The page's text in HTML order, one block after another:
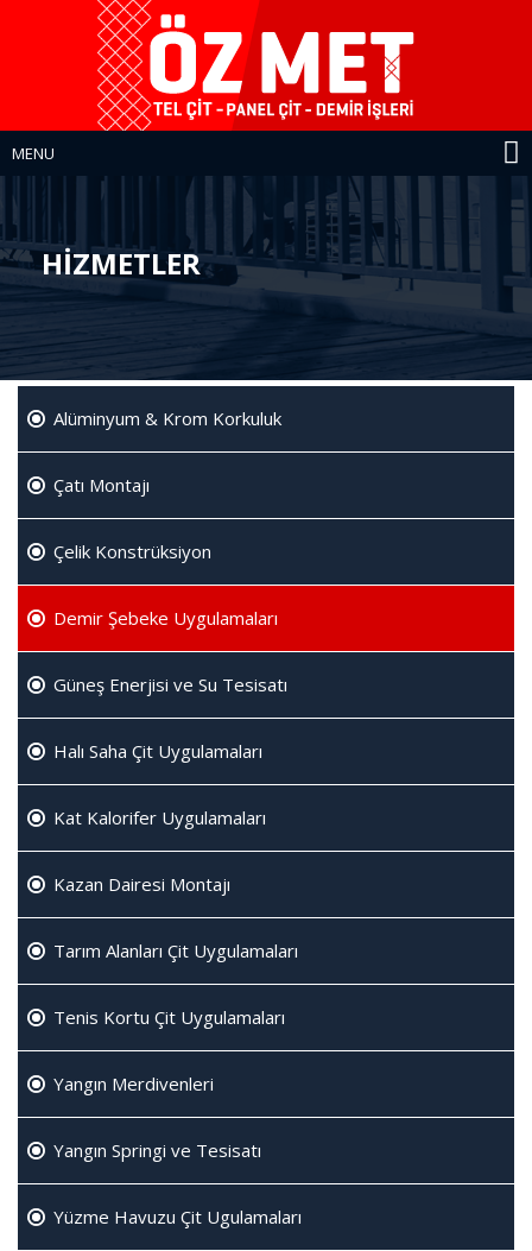
MENU
HİZMETLER
Alüminyum & Krom Korkuluk
Çatı Montajı
Çelik Konstrüksiyon
Demir Şebeke Uygulamaları
Güneş Enerjisi ve Su Tesisatı
Halı Saha Çit Uygulamaları
Kat Kalorifer Uygulamaları
Kazan Dairesi Montajı
Tarım Alanları Çit Uygulamaları
Tenis Kortu Çit Uygulamaları
Yangın Merdivenleri
Yangın Springi ve Tesisatı
Yüzme Havuzu Çit Ugulamaları